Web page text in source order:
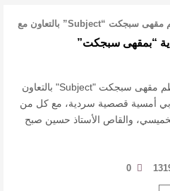
جدة_متابعات فرقد ينظم مقهى سبجكت “Subject” بالتعاون مع
“بمقهى سبجكت”
جدة_متابعات فرقد ينظم مقهى سبجكت "Subject" بالتعاون
أمسية قصصية سردية، مع كل من
والقاص الأستاذ حسين صبح
0